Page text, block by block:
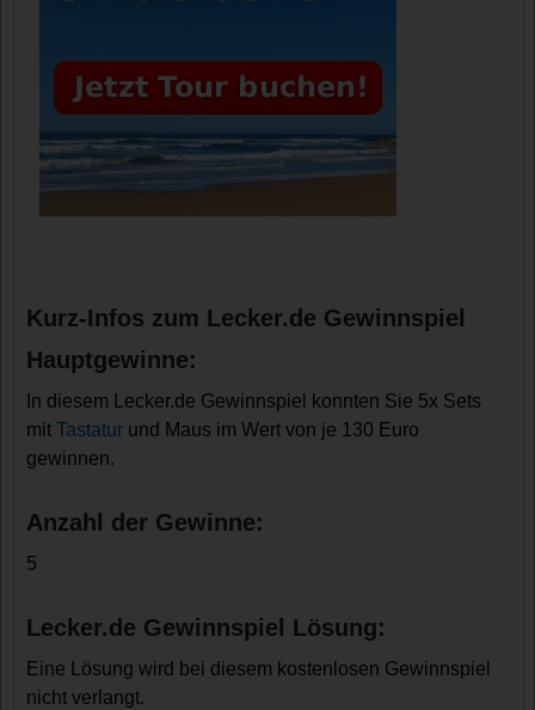
Kurz-Infos zum Lecker.de Gewinnspiel
Hauptgewinne:
In diesem Lecker.de Gewinnspiel konnten Sie 5x Sets
mitTastatur und Maus im Wert von je 130 Euro
gewinnen.
Anzahl der Gewinne:
5
Lecker.de Gewinnspiel Lösung:
Eine Lösung wird bei diesem kostenlosen Gewinnspiel
nicht verlangt.